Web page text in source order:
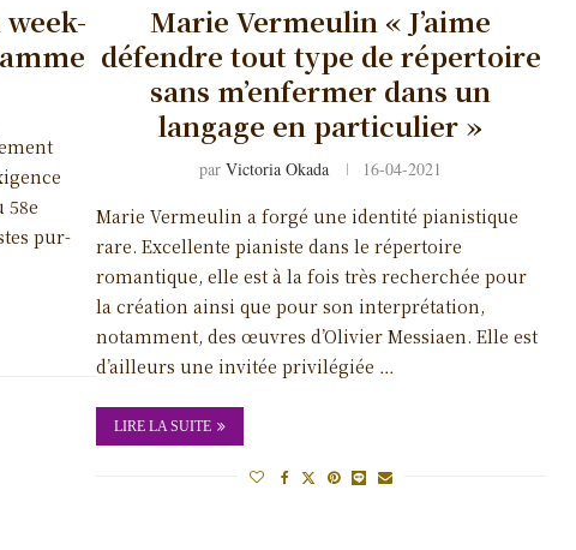
58e
pur-
Marie Vermeulin « J’aime
défendre tout type de répertoire
sans m’enfermer dans un
langage en particulier »
parVictoria Okada 16-04-2021
Marie Vermeulin a forgé une identité pianistique
rare. Excellente pianiste dans le répertoire
romantique, elle est à la fois très recherchée pour
la création ainsi que pour son interprétation,
notamment, des œuvres d’Olivier Messiaen. Elle est
d’ailleurs une invitée privilégiée …
LIRE LA SUITE